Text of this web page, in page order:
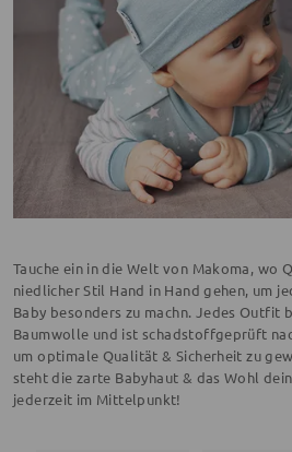
Tauche ein in die Welt von Makoma, wo
niedlicher Stil Hand in Hand gehen, um
Baby besonders zu machn. Jedes Outfit
Baumwolle und ist schadstoffgeprüft
um optimale Qualität & Sicherheit zu
steht die zarte Babyhaut & das Wohl
jederzeit im Mittelpunkt!